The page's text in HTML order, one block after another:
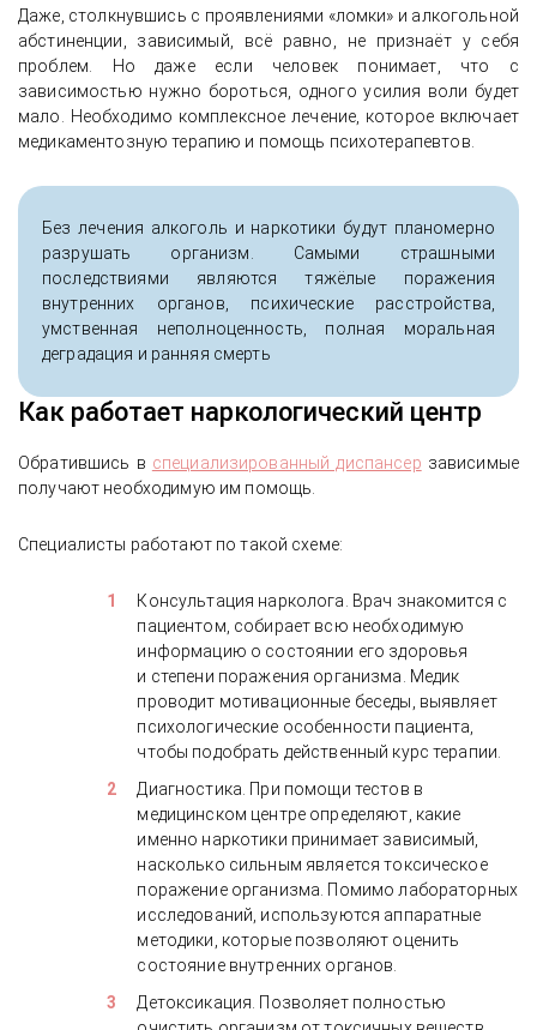
Даже, столкнувшись с проявлениями «ломки» и алкогольной
абстиненции, зависимый, всё равно, не признаёт у себя
проблем. Но даже если человек понимает, что с
зависимостью нужно бороться, одного усилия воли будет
мало. Необходимо комплексное лечение, которое включает
медикаментозную терапию и помощь психотерапевтов.
Без лечения алкоголь и наркотики будут планомерно
разрушать организм. Самыми страшными
последствиями являются тяжёлые поражения
внутренних органов, психические расстройства,
умственная неполноценность, полная моральная
деградация и ранняя смерть
Как работает наркологический центр
Обратившись в специализированный диспансер зависимые
получают необходимую им помощь.
Специалисты работают по такой схеме:
Консультация нарколога. Врач знакомится с
пациентом, собирает всю необходимую
информацию о состоянии его здоровья
и степени поражения организма. Медик
проводит мотивационные беседы, выявляет
психологические особенности пациента,
чтобы подобрать действенный курс терапии.
Диагностика. При помощи тестов в
медицинском центре определяют, какие
именно наркотики принимает зависимый,
насколько сильным является токсическое
поражение организма. Помимо лабораторных
исследований, используются аппаратные
методики, которые позволяют оценить
состояние внутренних органов.
Детоксикация. Позволяет полностью